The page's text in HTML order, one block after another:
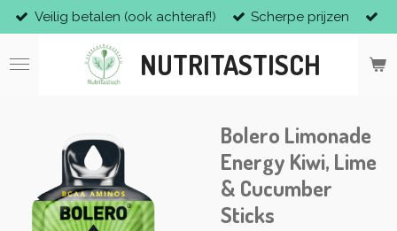
Ga
direct
naar
NUTRITASTISCH
Veilig betalen (ook achteraf!) Scherpe prijzen
Bolero Limonade
Energy Kiwi, Lime
& Cucumber
Sticks